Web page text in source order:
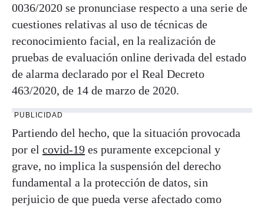
0036/2020 se pronunciase respecto a una serie de
cuestiones relativas al uso de técnicas de
reconocimiento facial, en la realización de
pruebas de evaluación online derivada del estado
de alarma declarado por el Real Decreto
463/2020, de 14 de marzo de 2020.
PUBLICIDAD
Partiendo del hecho, que la situación provocada
por el covid-19 es puramente excepcional y
grave, no implica la suspensión del derecho
fundamental a la protección de datos, sin
perjuicio de que pueda verse afectado como